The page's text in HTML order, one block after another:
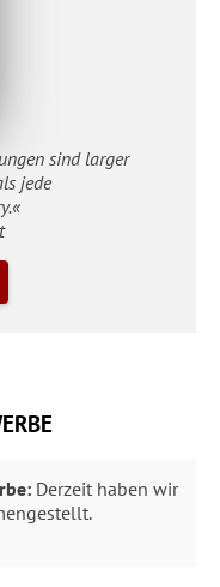
sind larger
jede
Derzeit haben wir